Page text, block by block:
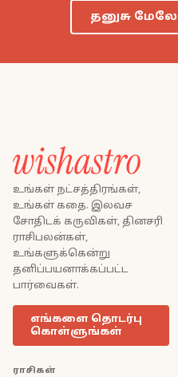
தனுசு
உங்கள் நட்சத்திரங்கள்,
உங்கள் கதை. இலவச
சோதிடக் கருவிகள், தினசரி
ராசிபலன்கள்,
உங்களுக்கென்று
தனிப்பயனாக்கப்பட்ட
பார்வைகள்.
எங்களை தொடர்பு
கொள்ளுங்கள்
ராசிகள்